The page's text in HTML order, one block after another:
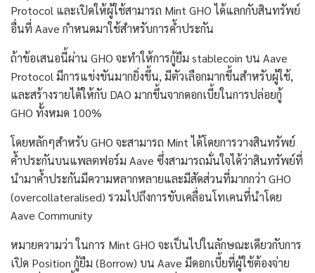
Protocol และเปิดให้ผู้ใช้สามารถ Mint GHO ได้แลกกับสินทรัพย์
อื่นที่ Aave กำหนดมาใช้สำหรับการค้ำประกัน
ถ้าข้อเสนอนี้ผ่าน GHO จะทำให้การกู้ยืม stablecoin บน Aave
Protocol มีการแข่งขันมากยิ่งขึ้น, มีตัวเลือกมากขึ้นสำหรับผู้ใช้,
และสร้างรายได้ให้กับ DAO มากขึ้นจากดอกเบี้ยในการปล่อยกู้
GHO ทั้งหมด 100%
โดยหลักๆสำหรับ GHO จะสามารถ Mint ได้โดยการวางสินทรัพย์
ค้ำประกันบนแพลตฟอร์ม Aave ซึ่งสามารถมั่นใจได้ว่าสินทรัพย์ที่
นำมาค้ำประกันมีความหลากหลายและมีสัดส่วนที่มากกว่า GHO
(overcollateralised) รวมไปถึงการขับเคลื่อนโทเคนที่นำโดย
Aave Community
หมายความว่า ในการ Mint GHO จะเป็นไปในลักษณะเดียวกับการ
เปิด Position กู้ยืม (Borrow) บน Aave มีดอกเบี้ยที่ผู้ใช้ต้องจ่าย